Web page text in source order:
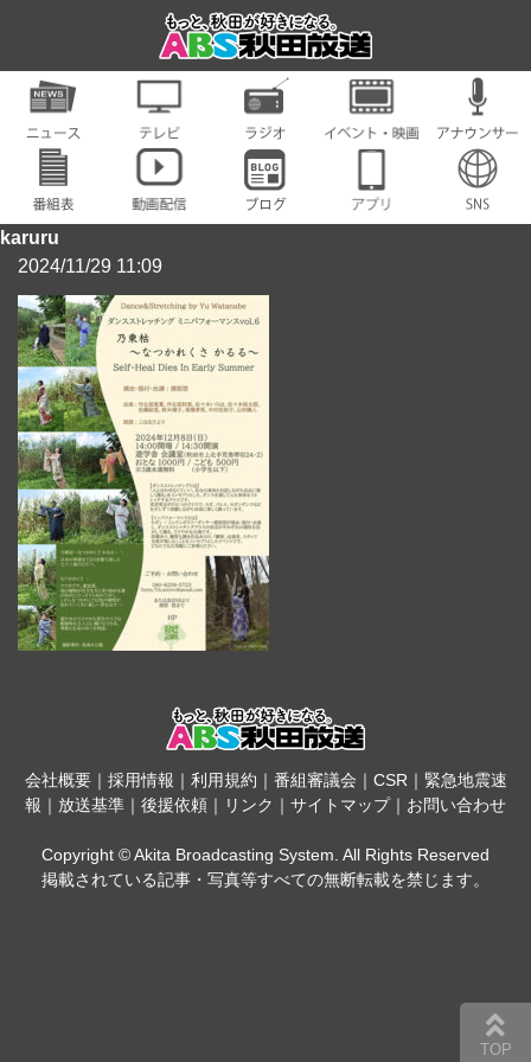
karuru
2024/11/29 11:09
会社概要｜ 採用情報 ｜ 利用規約 ｜ 番組審議会 ｜ CSR｜ 緊急地震速
報 ｜ 放送基準 ｜ 後援依頼 ｜ リンク ｜ サイトマップ｜ お問い合わせ
Copyright © Akita Broadcasting System. All Rights Reserved
掲載されている記事・写真等すべての無断転載を禁じます。